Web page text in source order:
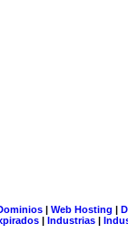
| Web Hosting |
| Industrias |